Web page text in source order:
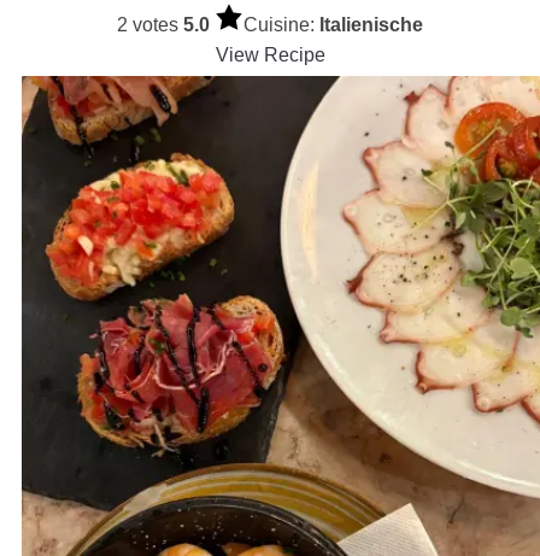
2 votes 5.0 Cuisine: Italienische
View Recipe